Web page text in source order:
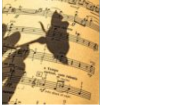
spelautomater som
betalar ut. Ända sedan
de första spelhusen
&ou...